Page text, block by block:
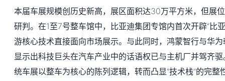
本届车展规模创历史新高，展区面积达30万平方米，但展
研判。在1至7号整车馆中，比亚迪集团专馆内首次开辟“比
游核心技术直接面向市场展示。与此同时，鸿蒙智行与华
显示出科技巨头在汽车产业中的话语权已与主机厂并驾齐
统车展以整车为核心的陈列逻辑，转而凸显“技术栈”的完